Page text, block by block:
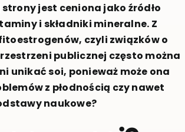
jest ceniona jako źródło
i składniki mineralne. Z
czyli związków o
publicznej często można
unikać soi, ponieważ może ona
z płodnością czy nawet
naukowe?